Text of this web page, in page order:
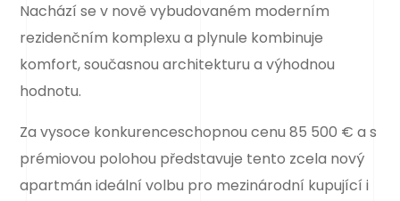
Nachází se v nově vybudovaném moderním
rezidenčním komplexu a plynule kombinuje
komfort, současnou architekturu a výhodnou
hodnotu.
Za vysoce konkurenceschopnou cenu 85 500 € a s
prémiovou polohou představuje tento zcela nový
apartmán ideální volbu pro mezinárodní kupující i